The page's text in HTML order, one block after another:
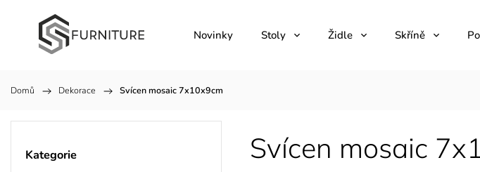
Novinky Stoly Židle Skříně
Domů / Dekorace / Svícen mosaic 7x10x9cm
Kategorie Svícen mosaic